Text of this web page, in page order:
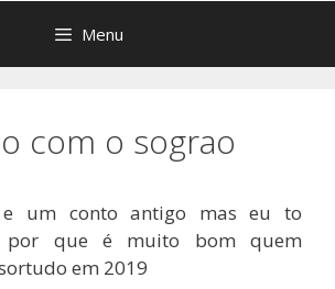
Menu
com o sograo
e um conto antigo mas eu to
por que é muito bom quem
em 2019